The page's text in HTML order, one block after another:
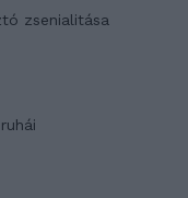
zsenialitása